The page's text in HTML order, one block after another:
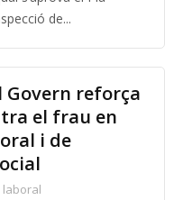
de...
Govern reforça
el frau en
i de
laboral